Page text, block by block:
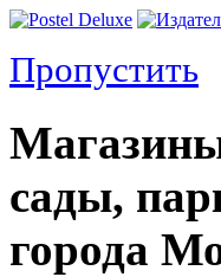
Пропустить
сады,
города